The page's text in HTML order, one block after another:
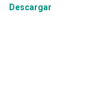
Descargar